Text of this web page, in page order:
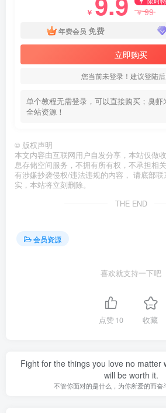
￥ ￥99
年费会员 免费
立即购买
您当前未登录！建议登陆
单个教程无需登录，可以直接购买；臭
全站资源！
© 版权声明
本文内容由互联网用户自发分享，本站仅做
息存储空间服务，不拥有所有权，不承担相
有涉嫌抄袭侵权/违法违规的内容， 请底部
实，本站将立刻删除。
THE END
会员资源
喜欢就支持一下吧
点赞10 收藏
Fight for the things you love no matter
will be worth it.
不管你面对的是什么，为你所爱的而奋